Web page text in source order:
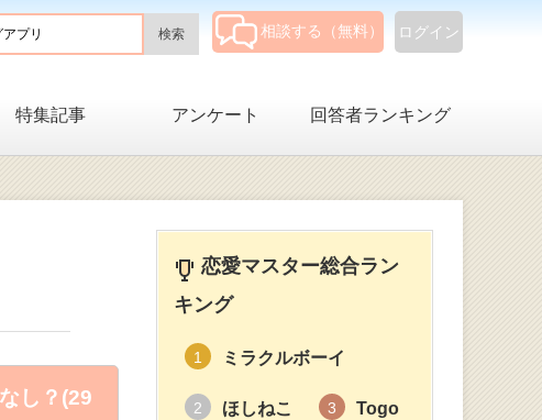
ログイン
相談する（無料）
特集記事 アンケート 回答者ランキング
し？(29
恋愛マスター総合ラン
キング
1 ミラクルボーイ
2 ほしねこ 3 Togo